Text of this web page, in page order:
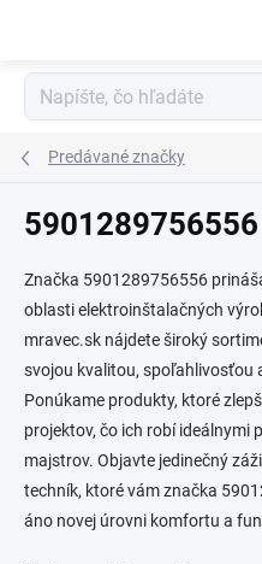
Predávané značky
5901289756556
Značka 5901289756556
oblasti elektroinštalačných
mravec.sk nájdete široký
svojou kvalitou, spoľahlivosťou
Ponúkame produkty, ktoré
projektov, čo ich robí ideálnymi
majstrov. Objavte jedinečný
techník, ktoré vám značka
áno novej úrovni komfortu a